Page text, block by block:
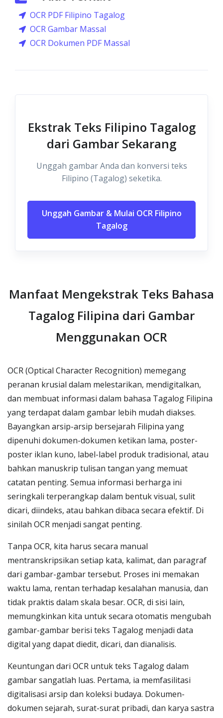
OCR PDF Filipino Tagalog
OCR Gambar Massal
OCR Dokumen PDF Massal
Ekstrak Teks Filipino Tagalog
dari Gambar Sekarang
Unggah gambar Anda dan konversi teks
Filipino (Tagalog) seketika.
Unggah Gambar & Mulai OCR Filipino
Tagalog
Manfaat Mengekstrak Teks Bahasa
Tagalog Filipina dari Gambar
Menggunakan OCR
OCR (Optical Character Recognition) memegang
peranan krusial dalam melestarikan, mendigitalkan,
dan membuat informasi dalam bahasa Tagalog Filipina
yang terdapat dalam gambar lebih mudah diakses.
Bayangkan arsip-arsip bersejarah Filipina yang
dipenuhi dokumen-dokumen ketikan lama, poster-
poster iklan kuno, label-label produk tradisional, atau
bahkan manuskrip tulisan tangan yang memuat
catatan penting. Semua informasi berharga ini
seringkali terperangkap dalam bentuk visual, sulit
dicari, diindeks, atau bahkan dibaca secara efektif. Di
sinilah OCR menjadi sangat penting.
Tanpa OCR, kita harus secara manual
mentranskripsikan setiap kata, kalimat, dan paragraf
dari gambar-gambar tersebut. Proses ini memakan
waktu lama, rentan terhadap kesalahan manusia, dan
tidak praktis dalam skala besar. OCR, di sisi lain,
memungkinkan kita untuk secara otomatis mengubah
gambar-gambar berisi teks Tagalog menjadi data
digital yang dapat diedit, dicari, dan dianalisis.
Keuntungan dari OCR untuk teks Tagalog dalam
gambar sangatlah luas. Pertama, ia memfasilitasi
digitalisasi arsip dan koleksi budaya. Dokumen-
dokumen sejarah, surat-surat pribadi, dan karya sastra